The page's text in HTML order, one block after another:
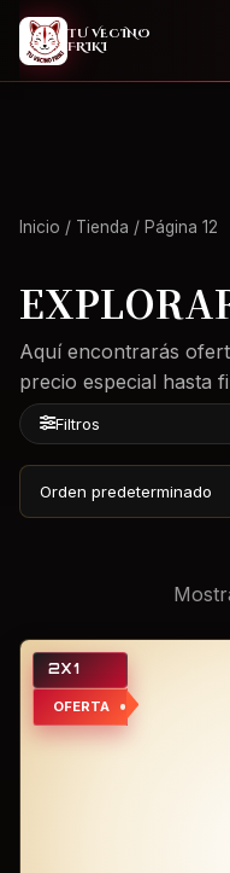
2X1 2x1 en todo
TU VECINO
FRIKI
Inicio / Tienda / Página 12
Aquí encontrarás
precio especial hasta
Filtros
2X1
OFERTA